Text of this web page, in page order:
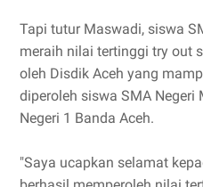
Tapi tutur Maswadi, siswa
meraih nilai tertinggi try out
oleh Disdik Aceh yang
diperoleh siswa SMA Negeri
Negeri 1 Banda Aceh.
"Saya ucapkan selamat